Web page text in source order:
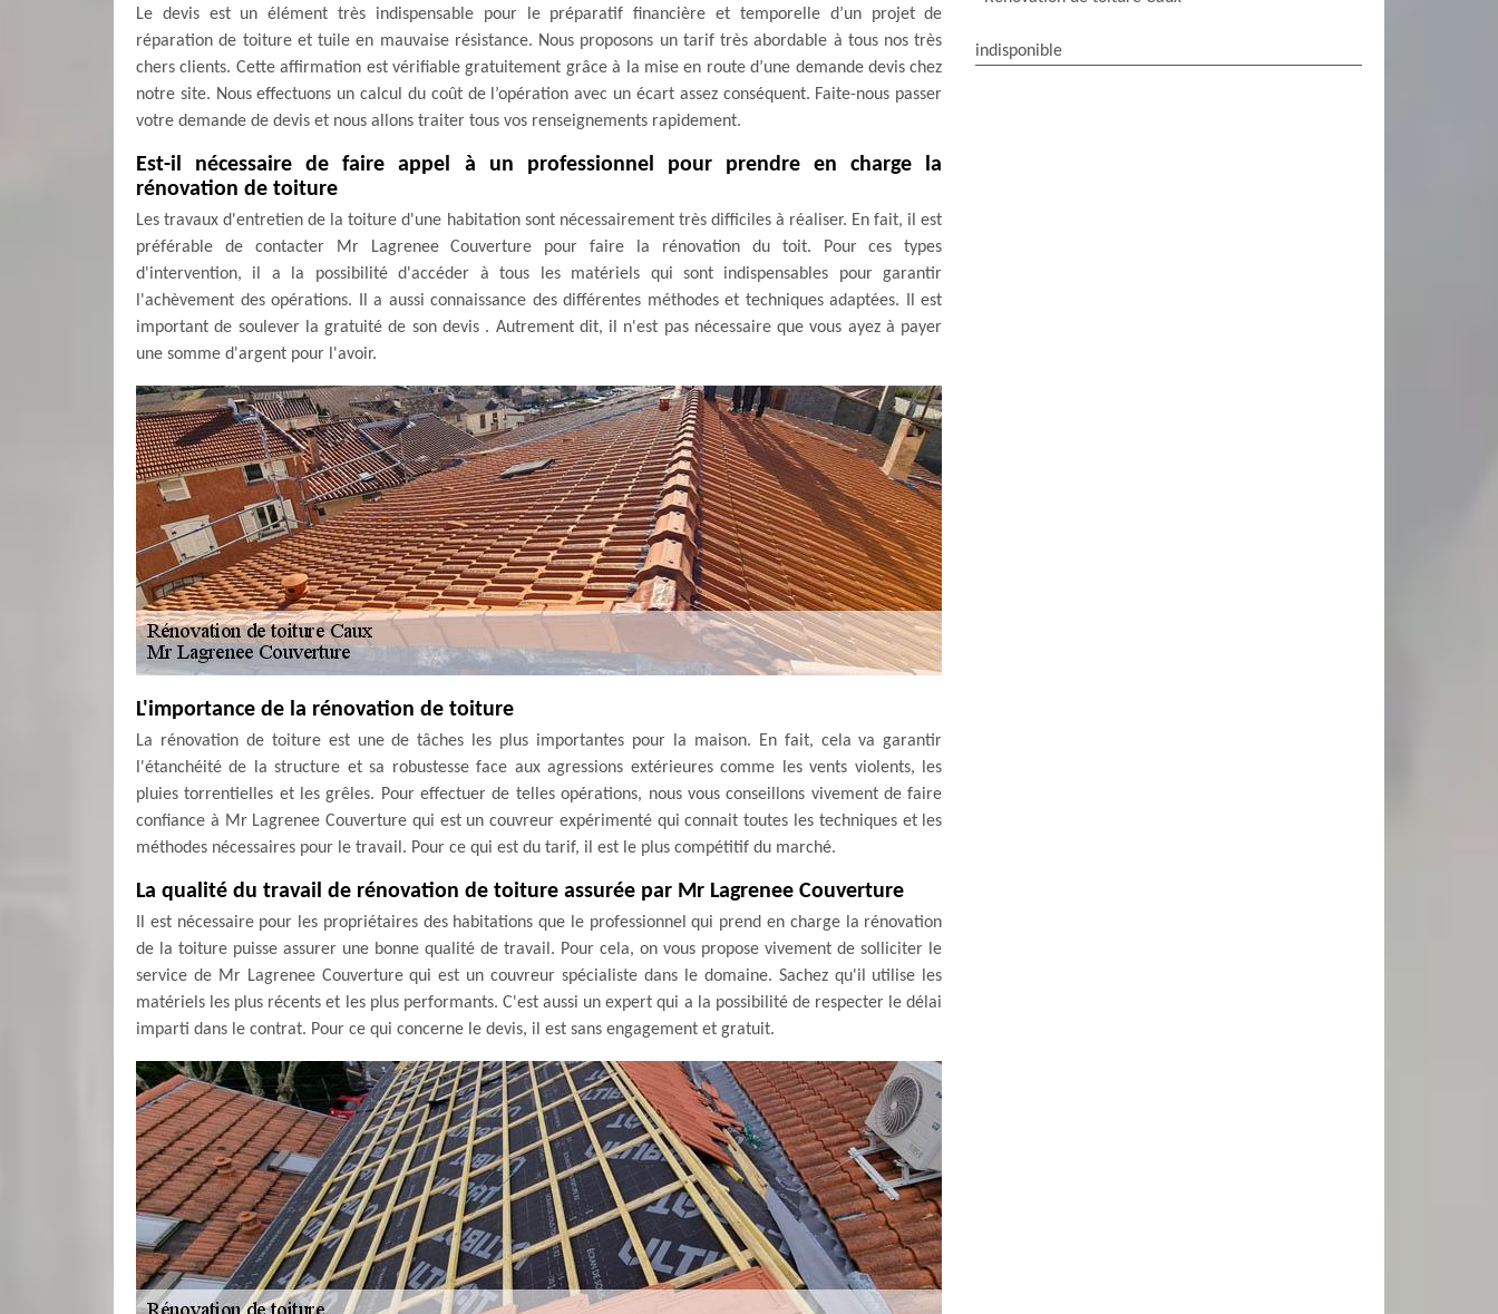
Le devis est un élément très indispensable pour le préparatif financière et temporelle d’un projet de
réparation de toiture et tuile en mauvaise résistance. Nous proposons un tarif très abordable à tous nos très
chers clients. Cette affirmation est vérifiable gratuitement grâce à la mise en route d’une demande devis chez
notre site. Nous effectuons un calcul du coût de l’opération avec un écart assez conséquent. Faite-nous passer
votre demande de devis et nous allons traiter tous vos renseignements rapidement.
Est-il nécessaire de faire appel à un professionnel pour prendre en charge la
rénovation de toiture
Les travaux d'entretien de la toiture d'une habitation sont nécessairement très difficiles à réaliser. En fait, il est
préférable de contacter Mr Lagrenee Couverture pour faire la rénovation du toit. Pour ces types
d'intervention, il a la possibilité d'accéder à tous les matériels qui sont indispensables pour garantir
l'achèvement des opérations. Il a aussi connaissance des différentes méthodes et techniques adaptées. Il est
important de soulever la gratuité de son devis . Autrement dit, il n'est pas nécessaire que vous ayez à payer
une somme d'argent pour l'avoir.
L'importance de la rénovation de toiture
La rénovation de toiture est une de tâches les plus importantes pour la maison. En fait, cela va garantir
l'étanchéité de la structure et sa robustesse face aux agressions extérieures comme les vents violents, les
pluies torrentielles et les grêles. Pour effectuer de telles opérations, nous vous conseillons vivement de faire
confiance à Mr Lagrenee Couverture qui est un couvreur expérimenté qui connait toutes les techniques et les
méthodes nécessaires pour le travail. Pour ce qui est du tarif, il est le plus compétitif du marché.
La qualité du travail de rénovation de toiture assurée par Mr Lagrenee Couverture
Il est nécessaire pour les propriétaires des habitations que le professionnel qui prend en charge la rénovation
de la toiture puisse assurer une bonne qualité de travail. Pour cela, on vous propose vivement de solliciter le
service de Mr Lagrenee Couverture qui est un couvreur spécialiste dans le domaine. Sachez qu'il utilise les
matériels les plus récents et les plus performants. C'est aussi un expert qui a la possibilité de respecter le délai
imparti dans le contrat. Pour ce qui concerne le devis, il est sans engagement et gratuit.
indisponible